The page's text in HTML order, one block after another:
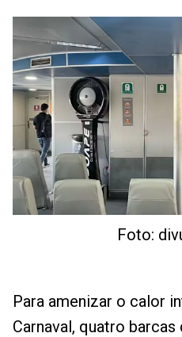
Foto:
Para amenizar o calor
Carnaval, quatro